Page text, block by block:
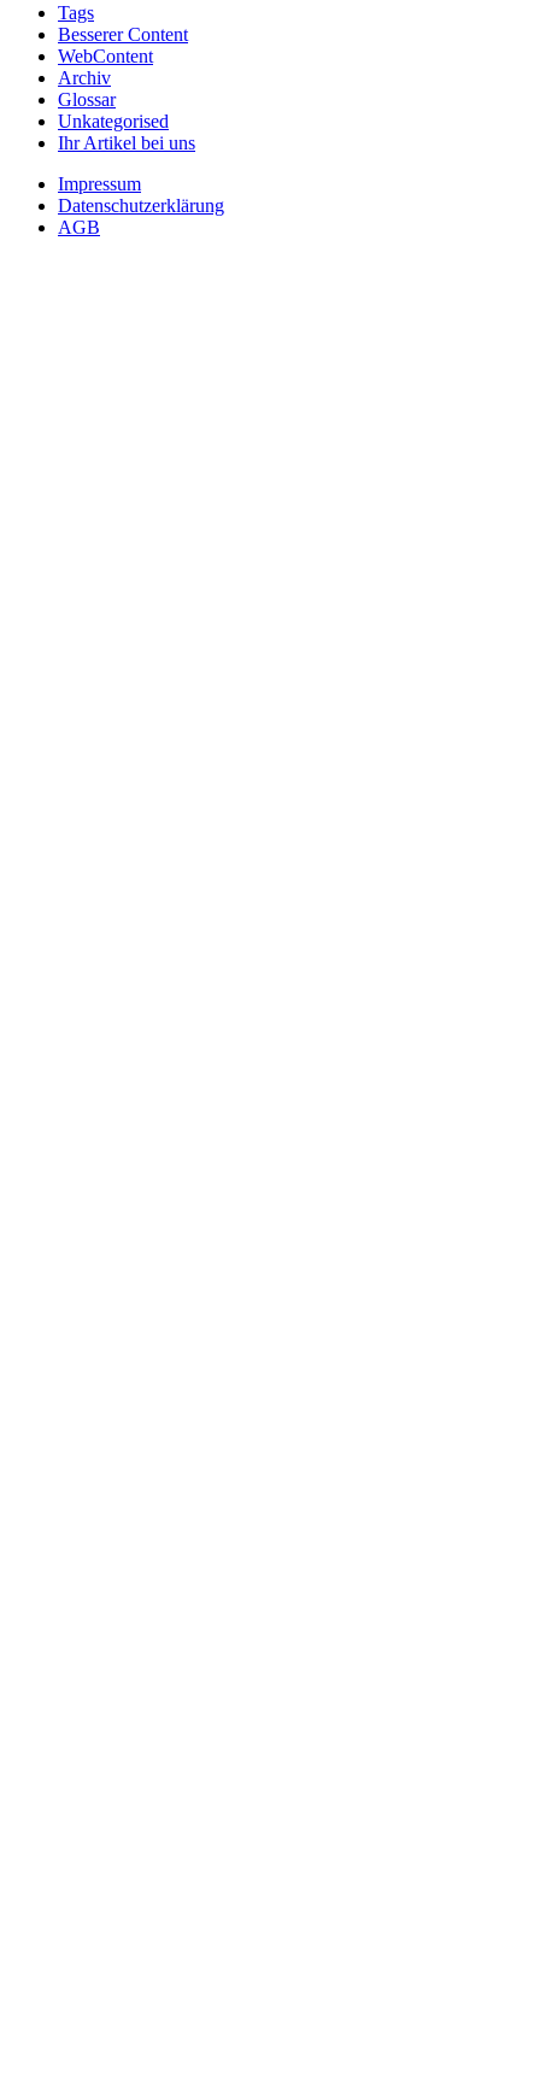
Tags
Besserer Content
WebContent
Archiv
Glossar
Unkategorised
Ihr Artikel bei uns
Impressum
Datenschutzerklärung
AGB